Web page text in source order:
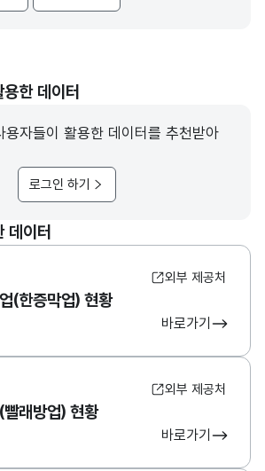
한 데이터
용자들이 활용한 데이터를 추천받아
로그인 하기
데이터
외부 제공처
(한증막업) 현황
바로가기
외부 제공처
래방업) 현황
바로가기